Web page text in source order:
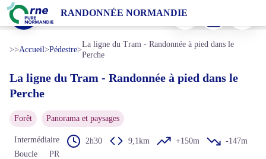
RANDONNÉE NORMANDIE
La ligne du Tram - Randonnée à pied dans le Perche
La Chapelle Montligeon - JE Rubio
Voir l'image en plein écran
Imprimer
>>Accueil>Pédestre>
La ligne du Tram - Randonnée à pied dans le
Perche
La ligne du Tram - Randonnée à pied dans le
Perche
Forêt Panorama et paysages
Intermédiaire 2h30 9,1km +150m
-147m
Boucle
PR